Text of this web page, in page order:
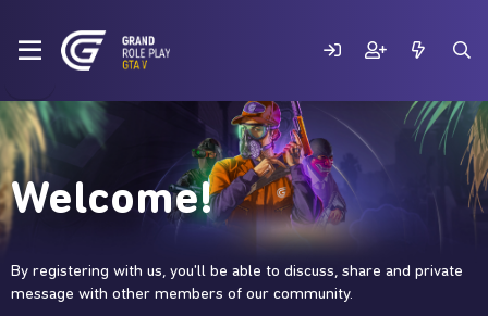
Welcome!
By registering with us, you'll be able to discuss, share and private
message with other members of our community.